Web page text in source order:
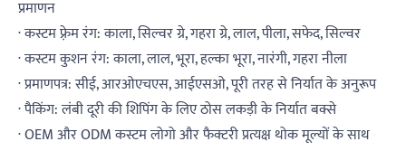
प्रमाणन
· कस्टम फ़्रेम रंग: काला, सिल्वर ग्रे, गहरा ग्रे, लाल, पीला, सफेद, सिल्वर
· कस्टम कुशन रंग: काला, लाल, भूरा, हल्का भूरा, नारंगी, गहरा नीला
· प्रमाणपत्र: सीई, आरओएचएस, आईएसओ, पूरी तरह से निर्यात के अनुरूप
· पैकिंग: लंबी दूरी की शिपिंग के लिए ठोस लकड़ी के निर्यात बक्से
· OEM और ODM कस्टम लोगो और फैक्टरी प्रत्यक्ष थोक मूल्यों के साथ